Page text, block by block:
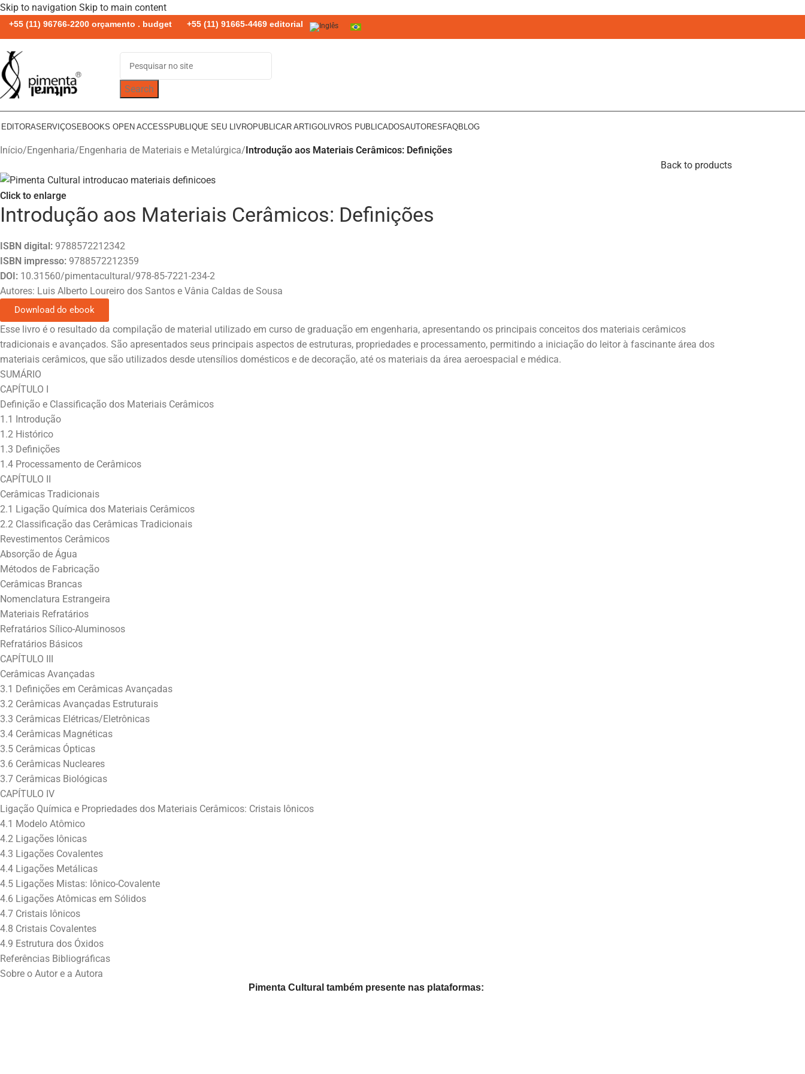
Skip to navigation Skip to main content
+55 (11) 96766-2200 orçamento . budget +55 (11) 91665-4469 editorial
Search
SERVIÇOS EBOOKS OPEN ACCESS PUBLIQUE SEU LIVROPUBLICAR ARTIGOLIVROS PUBLICADOSAUTORES FAQBLOG
Início/Engenharia/Engenharia de Materiais e Metalúrgica/Introdução aos Materiais Cerâmicos: Definições
Back to products
Click to enlarge
Introdução aos Materiais Cerâmicos: Definições
ISBN digital: 9788572212342
ISBN impresso: 9788572212359
DOI: 10.31560/pimentacultural/978-85-7221-234-2
Autores: Luis Alberto Loureiro dos Santos e Vânia Caldas de Sousa
Download do ebook
Esse livro é o resultado da compilação de material utilizado em curso de graduação em engenharia, apresentando os principais conceitos dos materiais cerâmicos
tradicionais e avançados. São apresentados seus principais aspectos de estruturas, propriedades e processamento, permitindo a iniciação do leitor à fascinante área dos
materiais cerâmicos, que são utilizados desde utensílios domésticos e de decoração, até os materiais da área aeroespacial e médica.
SUMÁRIO
CAPÍTULO I
Definição e Classificação dos Materiais Cerâmicos
1.1 Introdução
1.2 Histórico
1.3 Definições
1.4 Processamento de Cerâmicos
CAPÍTULO II
Cerâmicas Tradicionais
2.1 Ligação Química dos Materiais Cerâmicos
2.2 Classificação das Cerâmicas Tradicionais
Revestimentos Cerâmicos
Absorção de Água
Métodos de Fabricação
Cerâmicas Brancas
Nomenclatura Estrangeira
Materiais Refratários
Refratários Sílico-Aluminosos
Refratários Básicos
CAPÍTULO III
Cerâmicas Avançadas
3.1 Definições em Cerâmicas Avançadas
3.2 Cerâmicas Avançadas Estruturais
3.3 Cerâmicas Elétricas/Eletrônicas
3.4 Cerâmicas Magnéticas
3.5 Cerâmicas Ópticas
3.6 Cerâmicas Nucleares
3.7 Cerâmicas Biológicas
CAPÍTULO IV
Ligação Química e Propriedades dos Materiais Cerâmicos: Cristais Iônicos
4.1 Modelo Atômico
4.2 Ligações Iônicas
4.3 Ligações Covalentes
4.4 Ligações Metálicas
4.5 Ligações Mistas: Iônico-Covalente
4.6 Ligações Atômicas em Sólidos
4.7 Cristais Iônicos
4.8 Cristais Covalentes
4.9 Estrutura dos Óxidos
Referências Bibliográficas
Sobre o Autor e a Autora
Pimenta Cultural também presente nas plataformas: